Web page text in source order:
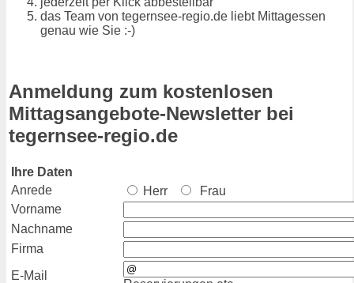
das Team von tegernsee-regio.de liebt Mittagessen
genau wie Sie :-)
Anmeldung zum kostenlosen
Mittagsangebote-Newsletter bei
tegernsee-regio.de
Ihre Daten
Anrede
Herr
Frau
Vorname
Nachname
Firma
E-Mail